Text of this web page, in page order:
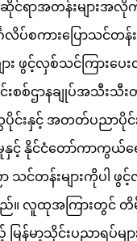
င်ရာအတန်းများအလို
လိပ်စကားပြောသင်တန်
ား ဖွင့်လှစ်သင်ကြားပ
င်းစစ်ဌာနချုပ်အသီးသီး
င်းနှင့် အတတ်ပညာပိုင်း
င့် နိုင်ငံတော်ကာကွယ်
သင်တန်းများကိုပါ ဖွ
လူထုအကြားတွင် တိမ်
မြန်မာ့သိုင်းပညာရပ်မျ